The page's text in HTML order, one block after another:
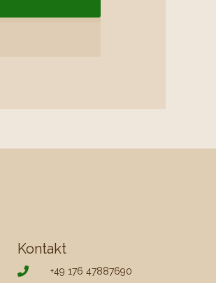
Kontakt
+49 176 47887690